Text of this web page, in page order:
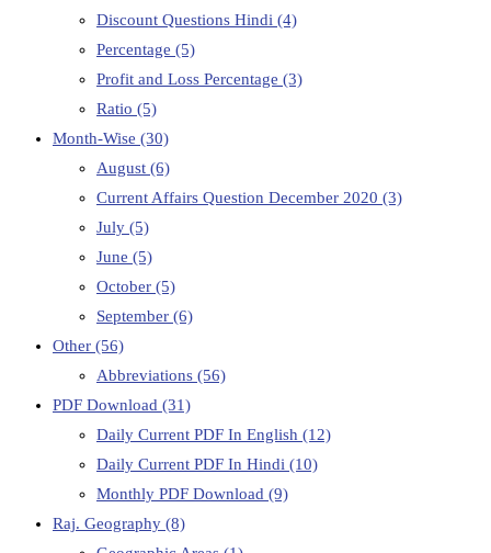
Discount Questions Hindi (4)
Percentage (5)
Profit and Loss Percentage (3)
Ratio (5)
Month-Wise (30)
August (6)
Current Affairs Question December 2020 (3)
July (5)
June (5)
October (5)
September (6)
Other (56)
Abbreviations (56)
PDF Download (31)
Daily Current PDF In English (12)
Daily Current PDF In Hindi (10)
Monthly PDF Download (9)
Raj. Geography (8)